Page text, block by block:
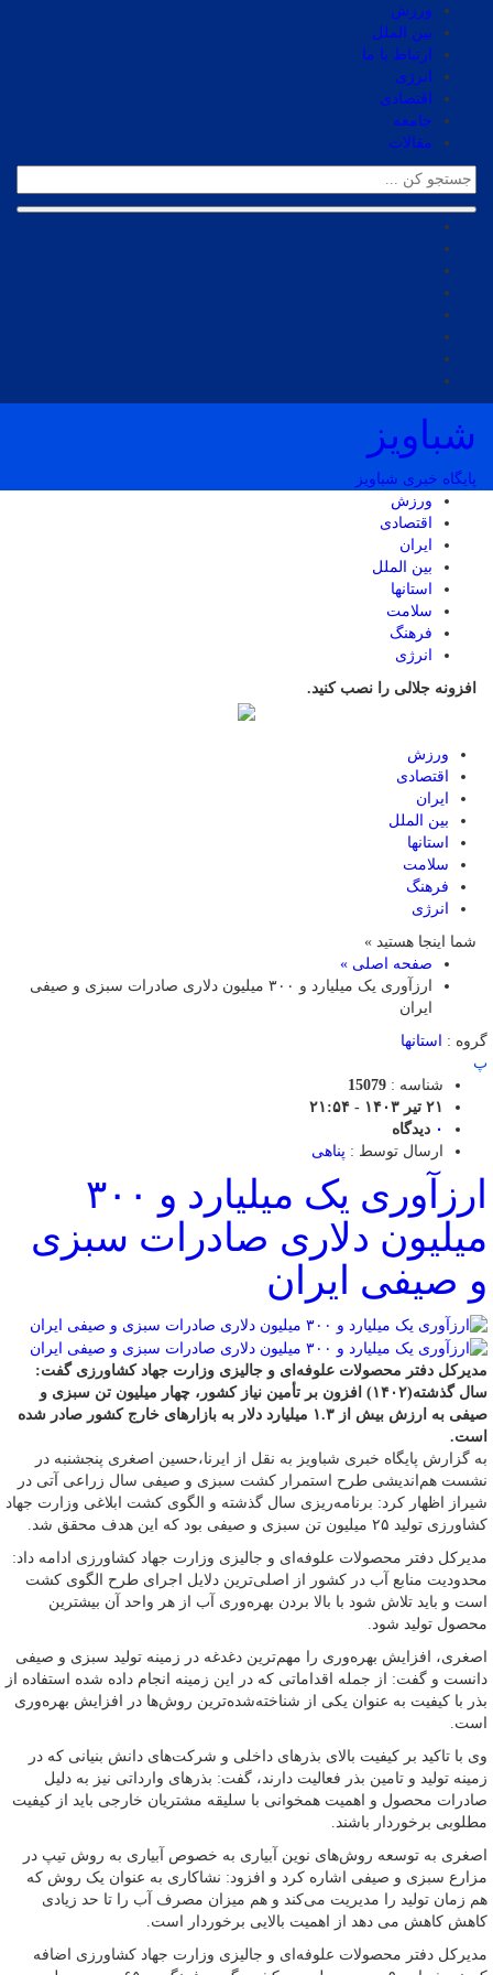
ورزش
بین الملل
ارتباط با ما
انرژی
اقتصادی
جامعه
مقالات
شباویز
پایگاه خبری شباویز
ورزش
اقتصادی
ایران
بین الملل
استانها
سلامت
فرهنگ
انرژی
افزونه جلالی را نصب کنید.
ورزش
اقتصادی
ایران
بین الملل
استانها
سلامت
فرهنگ
انرژی
شما اینجا هستید »
صفحه اصلی »
ارزآوری یک میلیارد و ۳۰۰ میلیون دلاری صادرات سبزی و صیفی
ایران
گروه :
استانها
پ
شناسه : 15079
۲۱ تیر ۱۴۰۳ - ۲۱:۵۴
۰ دیدگاه
ارسال توسط : پناهی
ارزآوری یک میلیارد و ۳۰۰
میلیون دلاری صادرات سبزی
و صیفی ایران
مدیرکل دفتر محصولات علوفه‌ای و جالیزی وزارت جهاد کشاورزی گفت:
سال گذشته(۱۴۰۲) افزون بر تأمین نیاز کشور، چهار میلیون تن سبزی و
صیفی به ارزش بیش از ۱.۳ میلیارد دلار به بازارهای خارج کشور صادر شده
است.
به گزارش پایگاه خبری شباویز به نقل از ایرنا،حسین اصغری پنجشنبه در
نشست هم‌اندیشی طرح استمرار کشت سبزی و صیفی سال زراعی آتی در
شیراز اظهار کرد: برنامه‌ریزی سال گذشته و الگوی کشت ابلاغی وزارت جهاد
کشاورزی تولید ۲۵ میلیون تن سبزی و صیفی بود که این هدف محقق شد.
مدیرکل دفتر محصولات علوفه‌ای و جالیزی وزارت جهاد کشاورزی ادامه داد:
محدودیت منابع آب در کشور از اصلی‌ترین دلایل اجرای طرح الگوی کشت
است و باید تلاش شود با بالا بردن بهره‌وری آب از هر واحد آن بیشترین
محصول تولید شود.
اصغری، افزایش بهره‌وری را مهم‌ترین دغدغه در زمینه تولید سبزی و صیفی
دانست و گفت: از جمله اقداماتی که در این زمینه انجام داده شده استفاده از
بذر با کیفیت به عنوان یکی از شناخته‌شده‌ترین روش‌ها در افزایش بهره‌وری
است.
وی با تاکید بر کیفیت بالای بذرهای داخلی و شرکت‌های دانش بنیانی که در
زمینه تولید و تامین بذر فعالیت دارند، گفت: بذرهای وارداتی نیز به دلیل
صادرات محصول و اهمیت همخوانی با سلیقه مشتریان خارجی باید از کیفیت
مطلوبی برخوردار باشند.
اصغری به توسعه روش‌های نوین آبیاری به خصوص آبیاری به روش تیپ در
مزارع سبزی و صیفی اشاره کرد و افزود: نشاکاری به عنوان یک روش که
هم زمان تولید را مدیریت می‌کند و هم میزان مصرف آب را تا حد زیادی
کاهش کاهش می دهد از اهمیت بالایی برخوردار است.
مدیرکل دفتر محصولات علوفه‌ای و جالیزی وزارت جهاد کشاورزی اضافه